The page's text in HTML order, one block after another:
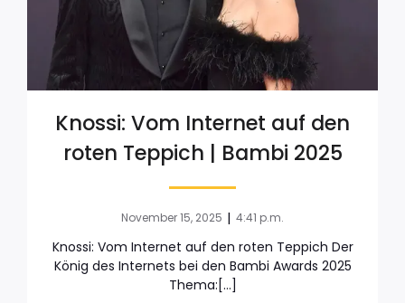
Knossi: Vom Internet auf den
roten Teppich | Bambi 2025
November 15, 2025 | 4:41 p.m.
Knossi: Vom Internet auf den roten Teppich Der
König des Internets bei den Bambi Awards 2025
Thema:[…]